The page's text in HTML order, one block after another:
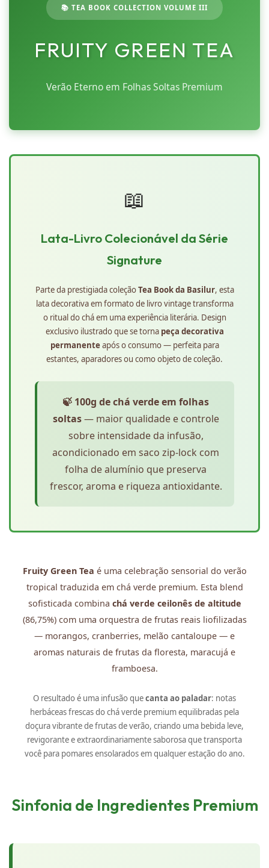
📚 TEA BOOK COLLECTION VOLUME III
FRUITY GREEN TEA
Verão Eterno em Folhas Soltas Premium
📖
Lata-Livro Colecionável da Série
Signature
Parte da prestigiada coleçãoTea Book da Basilur, esta
lata decorativa em formato de livro vintage transforma
o ritual do chá em uma experiência literária. Design
exclusivo ilustrado que se torna peça decorativa
permanenteapós o consumo — perfeita para
estantes, aparadores ou como objeto de coleção.
🍃 100g de chá verde em folhas
soltas— maior qualidade e controle
sobre intensidade da infusão,
acondicionado em saco zip-lock com
folha de alumínio que preserva
frescor, aroma e riqueza antioxidante.
Fruity Green Tea é uma celebração sensorial do verão
tropical traduzida em chá verde premium. Esta blend
sofisticada combina chá verde ceilonês de altitude
(86,75%) com uma orquestra de frutas reais liofilizadas
— morangos, cranberries, melão cantaloupe — e
aromas naturais de frutas da floresta, maracujá e
framboesa.
O resultado é uma infusão quecanta ao paladar: notas
herbáceas frescas do chá verde premium equilibradas pela
doçura vibrante de frutas de verão, criando uma bebida leve,
revigorante e extraordinariamente saborosa que transporta
você para pomares ensolarados em qualquer estação do ano.
Sinfonia de Ingredientes Premium